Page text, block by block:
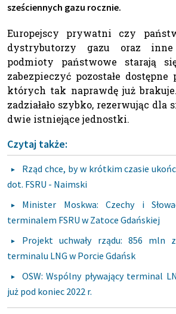
sześciennych gazu rocznie.
Europejscy prywatni czy
dystrybutorzy gazu oraz inne
podmioty państwowe starają
zabezpieczyć pozostałe dostępne
których tak naprawdę już
zadziałało szybko, rezerwując dla
dwie istniejące jednostki.
Czytaj także:
Rząd chce, by w krótkim czasie
dot. FSRU - Naimski
Minister Moskwa: Czechy i
terminalem FSRU w Zatoce Gdańskiej
Projekt uchwały rządu: 856 mln
terminalu LNG w Porcie Gdańsk
OSW: Wspólny pływający terminal
już pod koniec 2022 r.